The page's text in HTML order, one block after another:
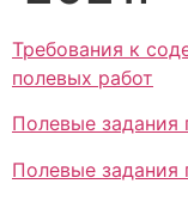
Требования к
полевых работ
Полевые задания
Полевые задания